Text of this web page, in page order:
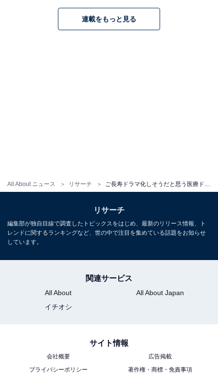
All About ニュース リサーチ
ズでした。テレビ朝日系で放送され、すでにシーズン7
まで放送されている大人気シリーズ。コロナ禍の2021年
に放送されたシーズン7では、パンデミックに揺れる医
療現場が描かれました。
回答者からは、「大門未知子がいれば、どんな病気でも
怖くなくなるし、スカッとする（70歳女性）」「色々な
しないスカッとした内容がたまらなく好きです（39歳女
性）」など、“絶対に失敗しない”結末が爽快という声が
多数寄せられました。
連載をもっと見る
リサーチ
編集部が独自目線で調査したトピックスをはじめ、最新のリリース情報、ト
レンドに関するランキングなど、世の中で注目を集めている話題をお知らせ
しています。
関連サービス
All About
All About Japan
イチオシ
サイト情報
会社概要
広告掲載
プライバシーポリシー
著作権・商標・免責事項